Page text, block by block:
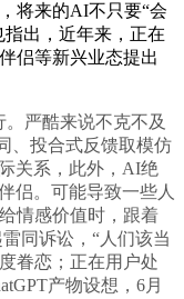
将来的AI不只要“会
出，近年来，正在
侣等新兴业态提出
严酷来说不克不及
、投合式反馈取模仿
关系，此外，AI绝
侣。可能导致一些人
情感价值时，跟着
同诉讼，“人们该当
眷恋；正在用户处
产物设想，6月